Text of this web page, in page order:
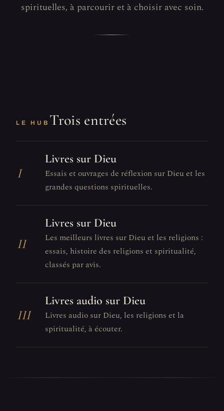
spirituelles, à parcourir et à choisir avec soin.
LE HUB Trois entrées
I
Livres sur Dieu
Essais et ouvrages de réflexion sur Dieu et les
grandes questions spirituelles.
II
Livres sur Dieu
Les meilleurs livres sur Dieu et les religions :
essais, histoire des religions et spiritualité,
classés par avis.
III
Livres audio sur Dieu
Livres audio sur Dieu, les religions et la
spiritualité, à écouter.